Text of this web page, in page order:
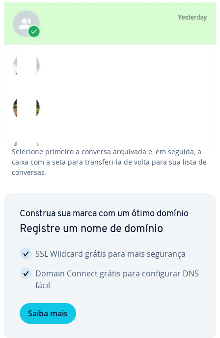
Selecione primeiro a conversa arquivada e, em seguida, a
caixa com a seta para transferi-la de volta para sua lista de
conversas.
Construa sua marca com um ótimo domínio
Registre um nome de domínio
SSL Wildcard grátis para mais segurança
Domain Connect grátis para con­fi­gu­rar DNS
fácil
Saiba mais